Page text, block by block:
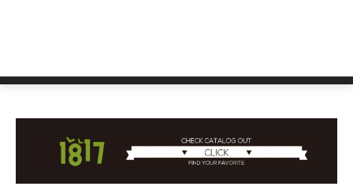
1817 2015最新ギアブランドカタログ